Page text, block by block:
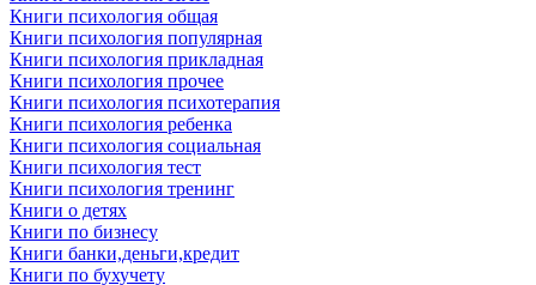
Книги психология общая
Книги психология популярная
Книги психология прикладная
Книги психология прочее
Книги психология психотерапия
Книги психология ребенка
Книги психология социальная
Книги психология тест
Книги психология тренинг
Книги о детях
Книги по бизнесу
Книги банки,деньги,кредит
Книги по бухучету